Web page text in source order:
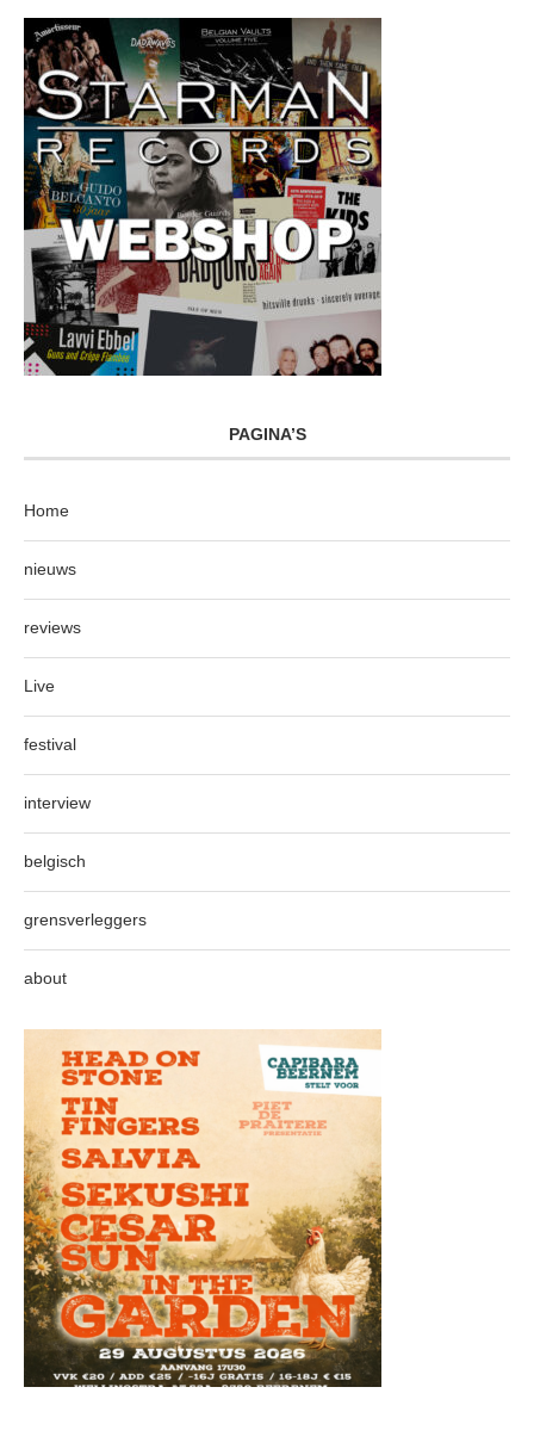
PAGINA’S
Home
nieuws
reviews
Live
festival
interview
belgisch
grensverleggers
about